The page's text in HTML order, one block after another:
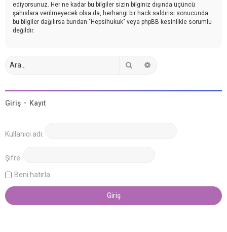
ediyorsunuz. Her ne kadar bu bilgiler sizin bilginiz dışında üçüncü
şahıslara verilmeyecek olsa da, herhangi bir hack saldırısı sonucunda
bu bilgiler dağılırsa bundan "Hepsihukuk" veya phpBB kesinlikle sorumlu
değildir.
Giriş • Kayıt
Kullanıcı adı:
Şifre:
Beni hatırla